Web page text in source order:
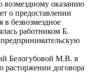
оказанию
о предоставлении
безвозмездное
работником Б.
Белогубовой М.В. в
расторжении договора